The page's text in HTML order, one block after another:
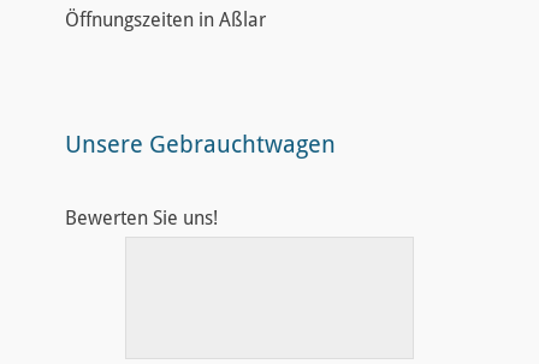
Öffnungszeiten in Aßlar
Unsere Gebrauchtwagen
Bewerten Sie uns!